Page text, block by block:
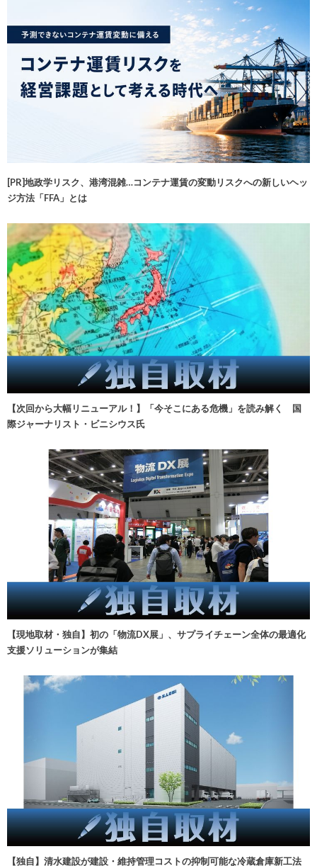
[PR]地政学リスク、港湾混雑…コンテナ運賃の変動リスクへの新しいヘッ
ジ方法「FFA」とは
【次回から大幅リニューアル！】「今そこにある危機」を読み解く 国
際ジャーナリスト・ビニシウス氏
【現地取材・独自】初の「物流DX展」、サプライチェーン全体の最適化
支援ソリューションが集結
【独自】清水建設が建設・維持管理コストの抑制可能な冷蔵倉庫新工法